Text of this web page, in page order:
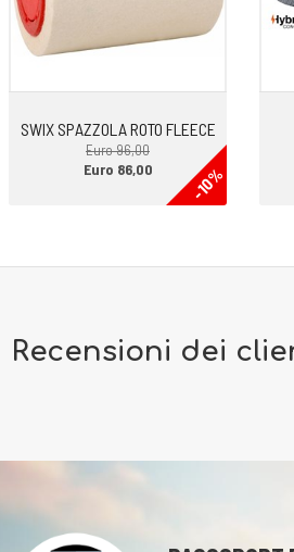
I NOSTRI SERVIZI:
-SCELTA PERSONALIZZATA CON
SWIX SPAZZOLA ROTO FLEECE
Euro 96,00
-10%
Euro 86,00
Recensioni dei